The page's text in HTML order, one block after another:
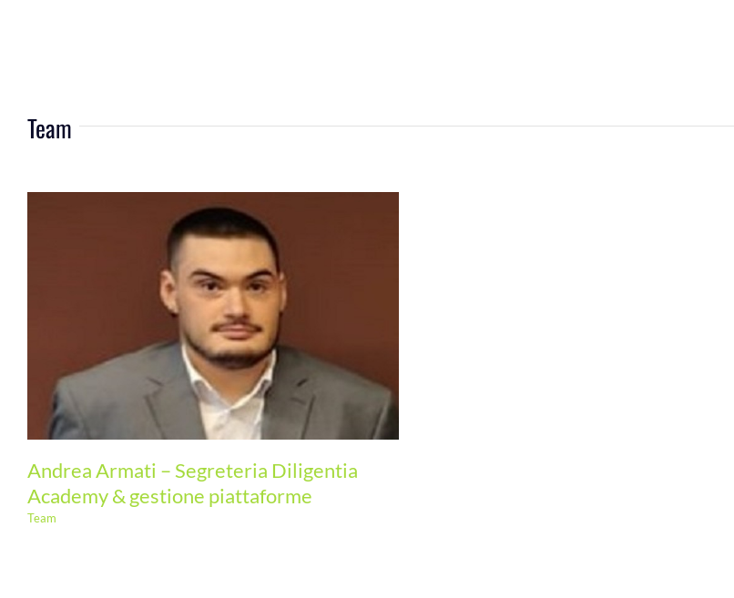
Team
Andrea Armati – Segreteria Diligentia
Academy & gestione piattaforme
Team